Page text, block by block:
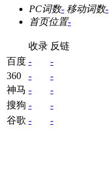
PC词数- 移动词数-
首页位置-
收录 反链
百度 -
-
360
-
-
神马 -
-
搜狗 -
-
谷歌 - -